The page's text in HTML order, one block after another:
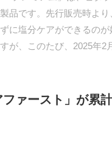
品です。先行販売時より
に塩分ケアができるの
が、このたび、2025年2
ファースト」が累